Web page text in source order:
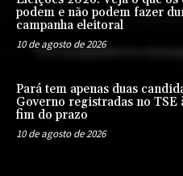
podem e não podem fazer
campanha eleitoral
10 de agosto de 2026
Pará tem apenas duas
Governo registradas no TSE
fim do prazo
10 de agosto de 2026